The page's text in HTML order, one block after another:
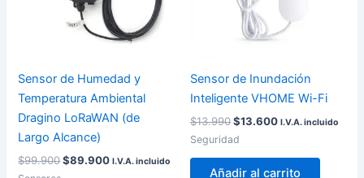
Sensor de Humedad y
Temperatura Ambiental
Dragino LoRaWAN (de
Largo Alcance)
$99.900$89.900 I.V.A. incluido
Sensor de Inundación
Inteligente VHOME Wi-Fi
$13.990$13.600 I.V.A. incluido
Seguridad
Añadir al carrito